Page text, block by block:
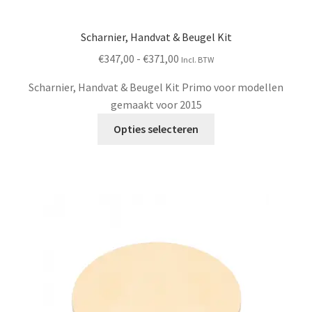
Scharnier, Handvat & Beugel Kit
€347,00 - €371,00 Prijsklasse:
tot
€371,00
Incl. BTW
Scharnier, Handvat & Beugel Kit Primo voor modellen
gemaakt voor 2015
Opties selecteren
gekozen
worden